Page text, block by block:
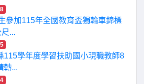
參加115年全國教育盃獨輪車錦標
...
115學年度學習扶助國小現職教師8
轉...